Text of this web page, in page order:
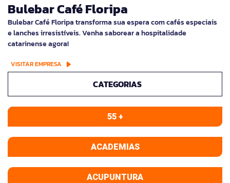
Bulebar Café Floripa
Bulebar Café Floripa transforma sua espera com cafés especiais
e lanches irresistíveis. Venha saborear a hospitalidade
catarinense agora!
VISITAR EMPRESA
CATEGORIAS
55 +
ACADEMIAS
ACUPUNTURA